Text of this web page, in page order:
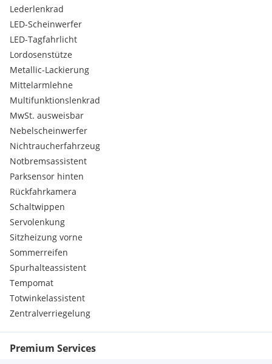
Lederlenkrad
LED-Scheinwerfer
LED-Tagfahrlicht
Lordosenstütze
Metallic-Lackierung
Mittelarmlehne
Multifunktionslenkrad
MwSt. ausweisbar
Nebelscheinwerfer
Nichtraucherfahrzeug
Notbremsassistent
Parksensor hinten
Rückfahrkamera
Schaltwippen
Servolenkung
Sitzheizung vorne
Sommerreifen
Spurhalteassistent
Tempomat
Totwinkelassistent
Zentralverriegelung
Premium Services